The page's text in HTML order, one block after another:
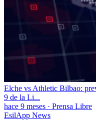
Elche vs Athletic Bilbao:
9 de la Li...
hace 9 meses · Prensa Libre
EsilApp News